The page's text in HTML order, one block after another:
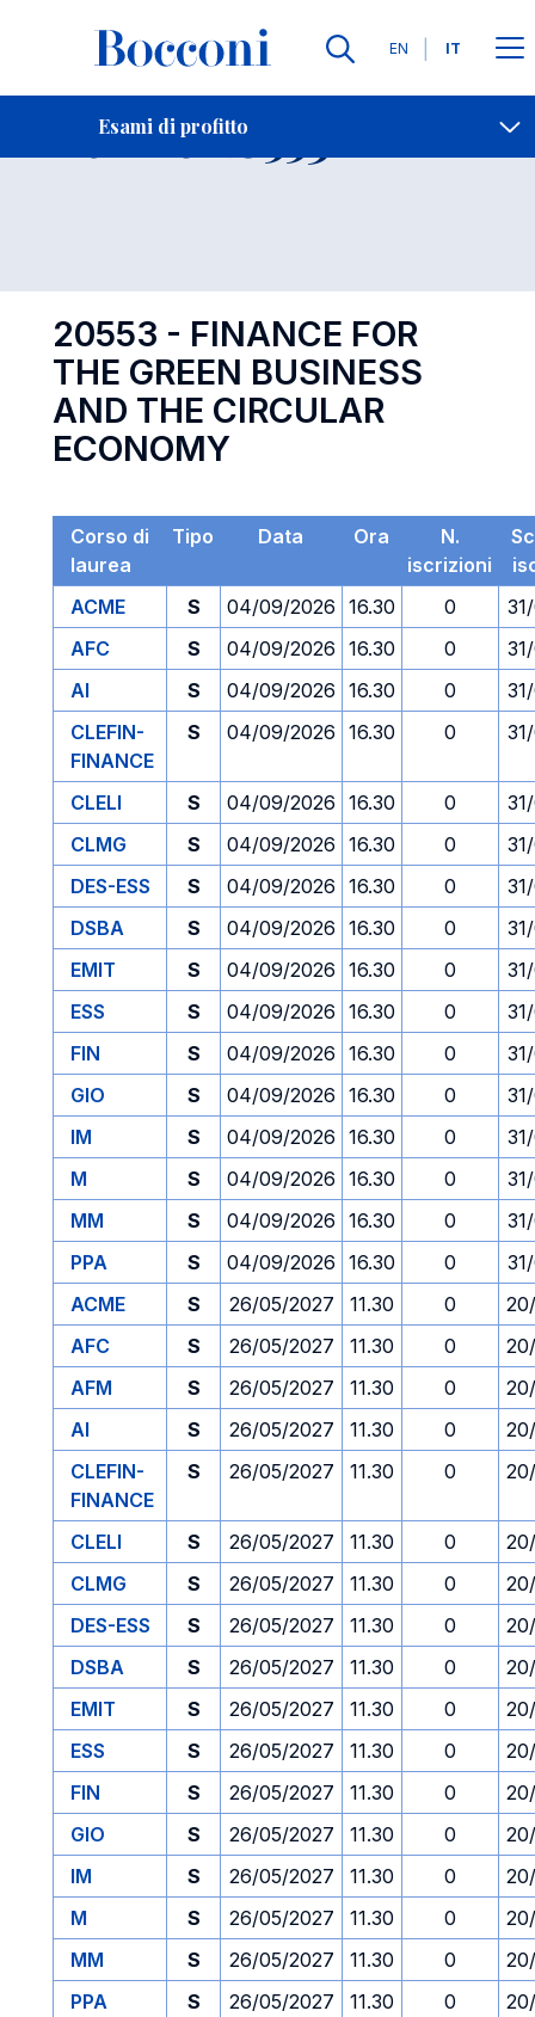
Lingue
EN IT
Esami di profitto
Contatti
Esame 20553 Open
20553 - FINANCE FOR
THE GREEN BUSINESS
AND THE CIRCULAR
ECONOMY
Corso di
laurea
Tipo Data Ora
N.
iscrizioni
ACME
S 04/09/2026 16.30 0
AFC
S 04/09/2026 16.30 0
AI
S 04/09/2026 16.30 0
CLEFIN-
FINANCE
S 04/09/2026 16.30 0
CLELI S 04/09/2026 16.30 0
CLMG
S 04/09/2026 16.30 0
DES-ESS
S 04/09/2026 16.30 0
DSBA
S 04/09/2026 16.30 0
EMIT
S 04/09/2026 16.30 0
ESS
S 04/09/2026 16.30 0
FIN
S 04/09/2026 16.30 0
GIO
S 04/09/2026 16.30 0
IM
S 04/09/2026 16.30 0
M
S 04/09/2026 16.30 0
MM
S 04/09/2026 16.30 0
PPA
S 04/09/2026 16.30 0
ACME
S 26/05/2027 11.30 0
AFC
S 26/05/2027 11.30 0
AFM
S 26/05/2027 11.30 0
AI
S 26/05/2027 11.30 0
CLEFIN-
FINANCE
S 26/05/2027 11.30 0
CLELI S 26/05/2027 11.30 0
CLMG
S 26/05/2027 11.30 0
DES-ESS
S 26/05/2027 11.30 0
DSBA
S 26/05/2027 11.30 0
EMIT
S 26/05/2027 11.30 0
ESS
S 26/05/2027 11.30 0
FIN
S 26/05/2027 11.30 0
GIO
S 26/05/2027 11.30 0
IM
S 26/05/2027 11.30 0
M
S 26/05/2027 11.30 0
MM
S 26/05/2027 11.30 0
PPA
S 26/05/2027 11.30 0